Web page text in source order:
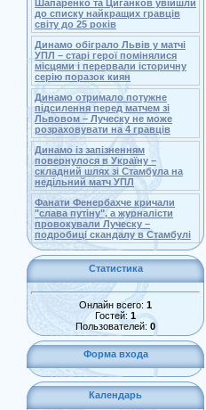
Шапаренко та Циганков увійшли
до списку найкращих гравців
світу до 25 років
Динамо обіграло Львів у матчі
УПЛ – старі герої помінялися
місцями і перервали історичну
серію поразок киян
Динамо отримало потужне
підсилення перед матчем зі
Львовом – Луческу не може
розраховувати на 4 гравців
Динамо із запізненням
повернулося в Україну –
складний шлях зі Стамбула на
недільний матч УПЛ
Фанати Фенербахче кричали
"слава путіну", а журналісти
провокували Луческу –
подробиці скандалу в Стамбулі
Статистика
Онлайн всего: 1
Гостей: 1
Пользователей: 0
Форма входа
Календарь